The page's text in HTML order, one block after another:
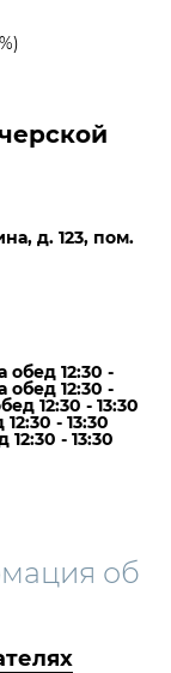
д. 123, пом.
12:30 -
обед 12:30 -
12:30 - 13:30
- 13:30
- 13:30
об